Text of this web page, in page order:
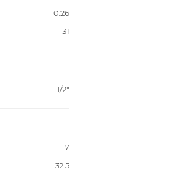
0.26
31
1/2"
7
32.5